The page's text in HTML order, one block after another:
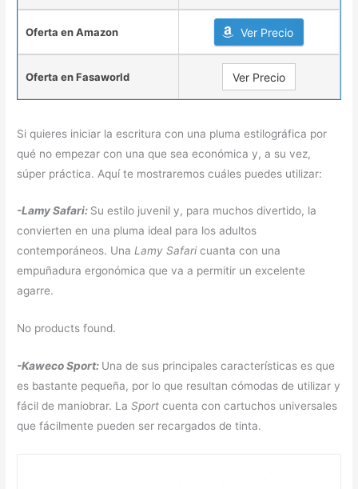
Oferta en Amazon Ver Precio
Oferta en Fasaworld Ver Precio
Si quieres iniciar la escritura con una pluma estilográfica por
qué no empezar con una que sea económica y, a su vez,
súper práctica. Aquí te mostraremos cuáles puedes utilizar:
-Lamy Safari: Su estilo juvenil y, para muchos divertido, la
convierten en una pluma ideal para los adultos
contemporáneos. UnaLamy Safaricuanta con una
empuñadura ergonómica que va a permitir un excelente
agarre.
No products found.
-Kaweco Sport: Una de sus principales características es que
es bastante pequeña, por lo que resultan cómodas de utilizar y
fácil de maniobrar. LaSportcuenta con cartuchos universales
que fácilmente pueden ser recargados de tinta.